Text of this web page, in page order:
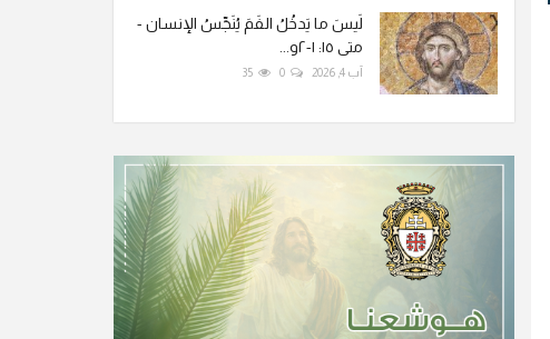
لَيسَ ما يَدخُلُ الفَمَ يُنَجِّسُ الإنسان -
متى ١٥: ١-٢و...
آب 4, 2026 0
35